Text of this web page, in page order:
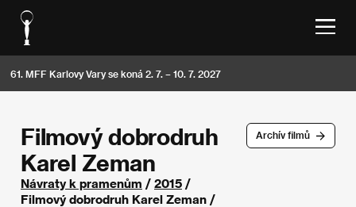
61. MFF Karlovy Vary se koná 2. 7. – 10. 7. 2027
Archív filmů
Filmový dobrodruh
Karel Zeman
Návraty k pramenům / 2015 /
Filmový dobrodruh Karel Zeman /